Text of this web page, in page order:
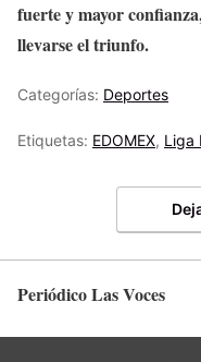
fuerte y mayor
llevarse el triunfo.
Categorías: Deportes
Etiquetas: EDOMEX, Liga
Periódico Las Voces